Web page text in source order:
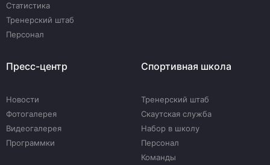
Статистика
Тренерский штаб
Персонал
Пресс-центр
Новости
Фотогалерея
Видеогалерея
Программки
Спортивная школа
Тренерский штаб
Скаутская служба
Набор в школу
Персонал
Команды